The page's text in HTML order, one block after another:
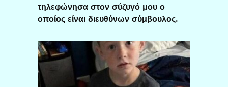
τηλεφώνησα στον σύζυγό μου ο
οποίος είναι διευθύνων σύμβουλος.